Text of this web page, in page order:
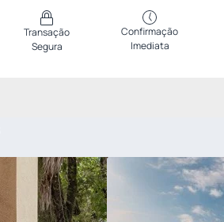
Transação
Segura
Confirmação
Imediata